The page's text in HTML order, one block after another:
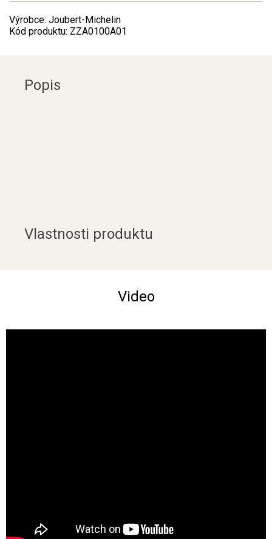
Výrobce: Joubert-Michelin
Kód produktu: ZZA0100A01
Popis
Vlastnosti produktu
Video